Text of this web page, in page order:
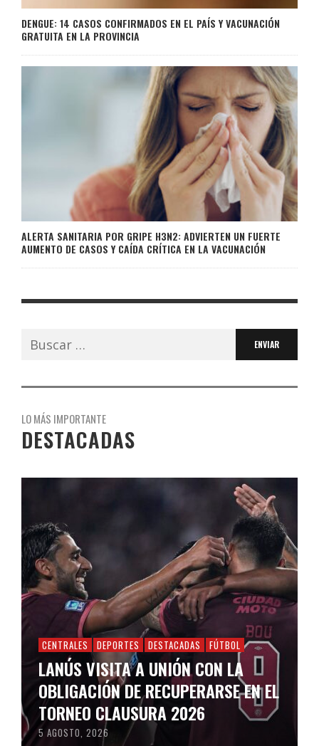
DENGUE: 14 CASOS CONFIRMADOS EN EL PAÍS Y VACUNACIÓN
GRATUITA EN LA PROVINCIA
ALERTA SANITARIA POR GRIPE H3N2: ADVIERTEN UN FUERTE
AUMENTO DE CASOS Y CAÍDA CRÍTICA EN LA VACUNACIÓN
Buscar:
LO MÁS IMPORTANTE
DESTACADAS
CENTRALES DEPORTES DESTACADAS FÚTBOL
LANÚS VISITA A UNIÓN CON LA
OBLIGACIÓN DE RECUPERARSE EN EL
TORNEO CLAUSURA 2026
5 AGOSTO, 2026